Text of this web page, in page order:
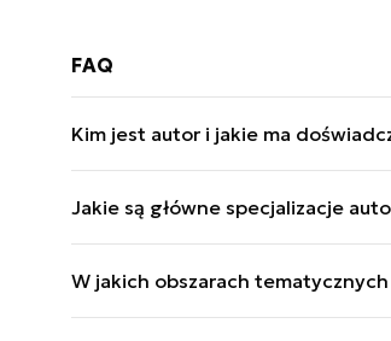
FAQ
Kim jest autor i jakie ma
2012), „Nowa Technika
Jakie są główne specjalizacje
wojskowości i wargamingu.
W jakich obszarach